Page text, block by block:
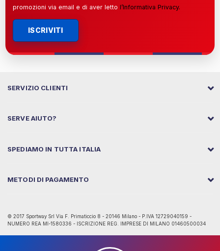
promozioni via email e di aver letto l’Informativa Privacy.
ISCRIVITI
SERVIZIO CLIENTI
SERVE AIUTO?
SPEDIAMO IN TUTTA ITALIA
METODI DI PAGAMENTO
© 2017 Sportway Srl Via F. Primaticcio 8 - 20146 Milano - P.IVA 12729040159 -
NUMERO REA MI-1580336 - ISCRIZIONE REG. IMPRESE DI MILANO 01460500034